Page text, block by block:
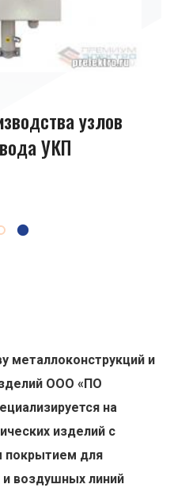
узлов
УКП
металлоконструкций и
ООО «ПО
на
изделий с
для
воздушных линий